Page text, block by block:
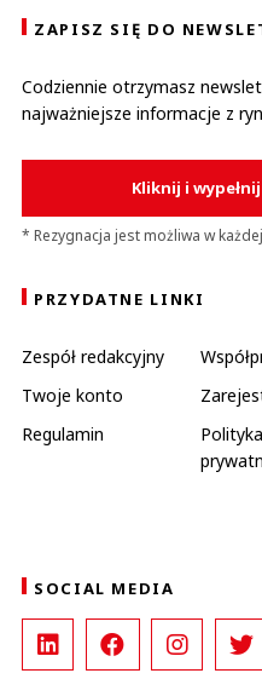
ZAPISZ SIĘ DO
Codziennie otrzymasz
najważniejsze informacje z
Kliknij i
* Rezygnacja jest możliwa w
PRZYDATNE LINKI
Zespół redakcyjny
Twoje konto
Regulamin
Polityka
SOCIAL MEDIA